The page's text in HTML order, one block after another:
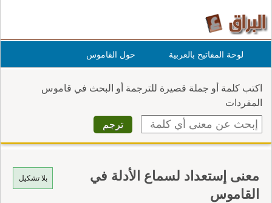
لوحة المفاتيح بالعربية حول القاموس
اكتب كلمة أو جملة قصيرة للترجمة أو البحث في قاموس
المفردات
بلا تشكيل
معنى إستعداد لسماع الأدلة في
القاموس